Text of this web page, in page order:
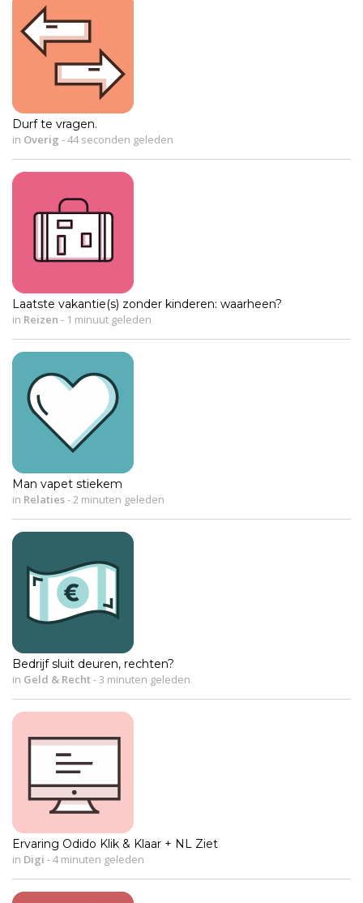
Durf te vragen.
in Overig -44 seconden geleden
Laatste vakantie(s) zonder kinderen: waarheen?
in Reizen - 1 minuut geleden
Man vapet stiekem
in Relaties-2 minuten geleden
Bedrijf sluit deuren, rechten?
in Geld & Recht-3 minuten geleden
Ervaring Odido Klik & Klaar + NL Ziet
in Digi -4 minuten geleden